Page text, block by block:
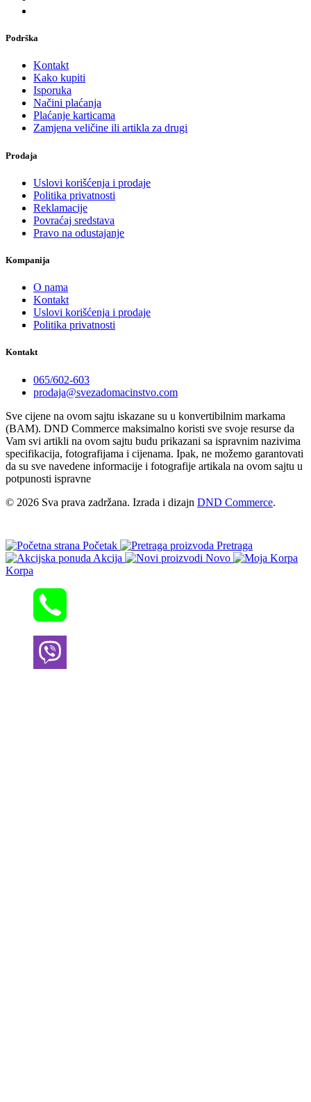
Podrška
Kontakt
Kako kupiti
Isporuka
Načini plaćanja
Plaćanje karticama
Zamjena veličine ili artikla za drugi
Prodaja
Uslovi korišćenja i prodaje
Politika privatnosti
Reklamacije
Povraćaj sredstava
Pravo na odustajanje
Kompanija
O nama
Kontakt
Uslovi korišćenja i prodaje
Politika privatnosti
Kontakt
065/602-603
prodaja@svezadomacinstvo.com
Sve cijene na ovom sajtu iskazane su u konvertibilnim markama
(BAM). DND Commerce maksimalno koristi sve svoje resurse da
Vam svi artikli na ovom sajtu budu prikazani sa ispravnim nazivima
specifikacija, fotografijama i cijenama. Ipak, ne možemo garantovati
da su sve navedene informacije i fotografije artikala na ovom sajtu u
potpunosti ispravne
© 2026 Sva prava zadržana. Izrada i dizajn DND Commerce.
Početak
Pretraga
Akcija
Novo
Korpa